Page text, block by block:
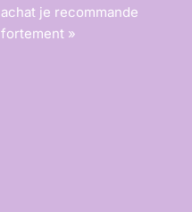
achat je recommande
fortement »